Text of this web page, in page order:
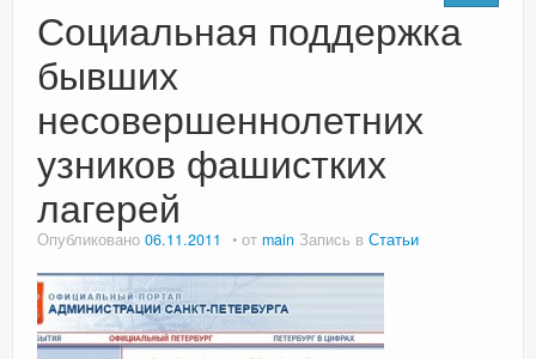
Социальная поддержка
бывших
несовершеннолетних
узников фашистких
лагерей
Опубликовано 06.11.2011 от main Запись в Статьи